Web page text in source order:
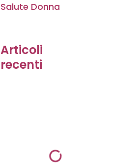
Salute Donna
Articoli
recenti